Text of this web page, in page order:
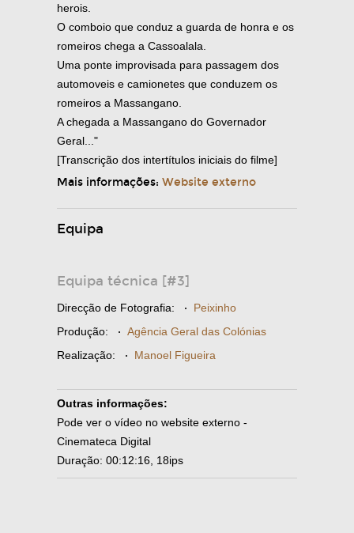
herois.
O comboio que conduz a guarda de honra e os
romeiros chega a Cassoalala.
Uma ponte improvisada para passagem dos
automoveis e camionetes que conduzem os
romeiros a Massangano.
A chegada a Massangano do Governador
Geral..."
[Transcrição dos intertítulos iniciais do filme]
Mais informações: Website externo
Equipa
Equipa técnica [#3]
Direcção de Fotografia: · Peixinho
Produção: · Agência Geral das Colónias
Realização: · Manoel Figueira
Outras informações:
Pode ver o vídeo no website externo -
Cinemateca Digital
Duração: 00:12:16, 18ips